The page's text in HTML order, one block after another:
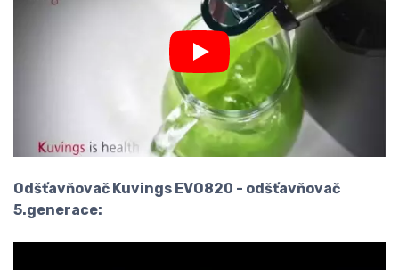
Odšťavňovač Kuvings EVO820 - odšťavňovač
5.generace: